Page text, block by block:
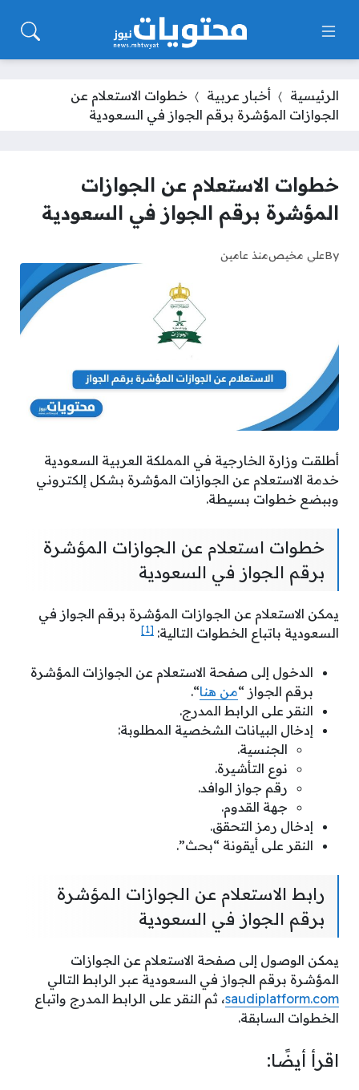
الرئيسية أخبار عربية
خطوات الاستعلام عن
الجوازات المؤشرة برقم الجواز في السعودية
خطوات الاستعلام عن الجوازات
المؤشرة برقم الجواز في السعودية
Byعلي مخيصمنذ عامين
أطلقت وزارة الخارجية في المملكة العربية السعودية
خدمة الاستعلام عن الجوازات المؤشرة بشكل إلكتروني
وببضع خطوات بسيطة.
خطوات استعلام عن الجوازات المؤشرة
برقم الجواز في السعودية
يمكن الاستعلام عن الجوازات المؤشرة برقم الجواز في
السعودية باتباع الخطوات التالية: [1]
الدخول إلى صفحة الاستعلام عن الجوازات المؤشرة
برقم الجواز “من هنا“.
النقر على الرابط المدرج.
إدخال البيانات الشخصية المطلوبة:
الجنسية.
نوع التأشيرة.
رقم جواز الوافد.
جهة القدوم.
إدخال رمز التحقق.
النقر على أيقونة “بحث”.
رابط الاستعلام عن الجوازات المؤشرة
برقم الجواز في السعودية
يمكن الوصول إلى صفحة الاستعلام عن الجوازات
المؤشرة برقم الجواز في السعودية عبر الرابط التالي
saudiplatform.com، ثم النقر على الرابط المدرج واتباع
الخطوات السابقة.
اقرأ أيضًا: